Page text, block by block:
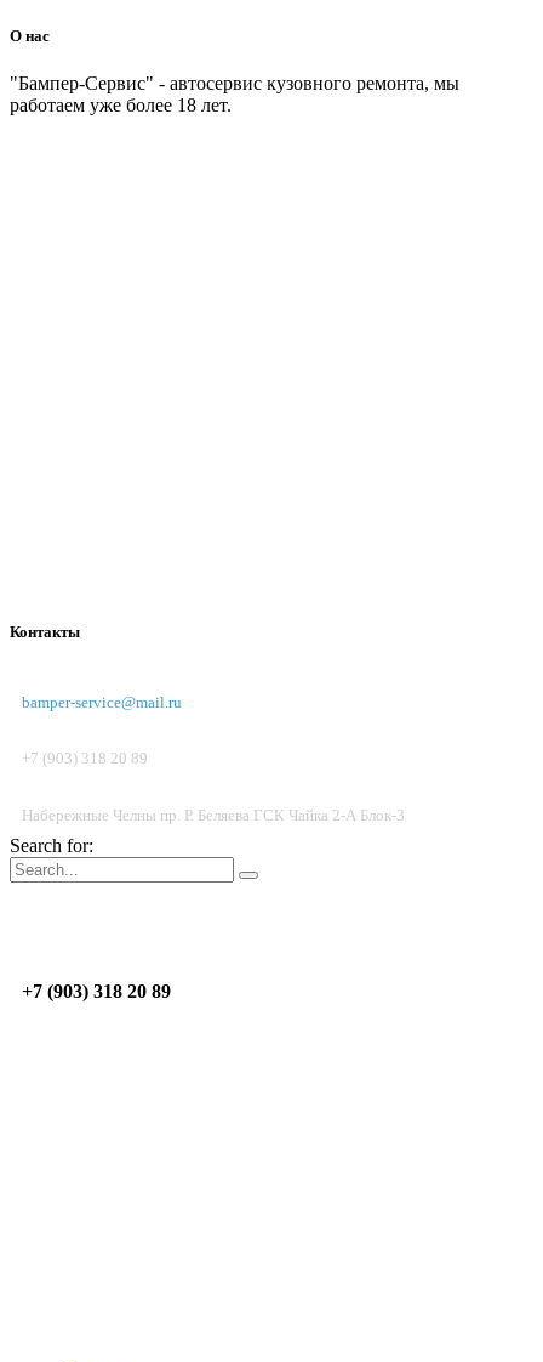
О нас
"Бампер-Сервис" - автосервис кузовного ремонта, мы
работаем уже более 18 лет.
Контакты
bamper-service@mail.ru
+7 (903) 318 20 89
Набережные Челны пр. Р. Беляева ГСК Чайка 2-А Блок-3
Search for:
+7 (903) 318 20 89